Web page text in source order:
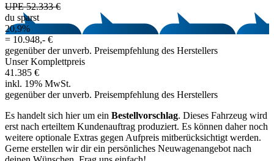
UPE 52.333 €
du sparst
20,9%
= 10.948,- €
gegenüber der unverb. Preisempfehlung des Herstellers
Unser Komplettpreis
41.385 €
inkl. 19% MwSt.
gegenüber der unverb. Preisempfehlung des Herstellers
Es handelt sich hier um ein Bestellvorschlag. Dieses Fahrzeug wird
erst nach erteiltem Kundenauftrag produziert. Es können daher noch
weitere optionale Extras gegen Aufpreis mitberücksichtigt werden.
Gerne erstellen wir dir ein persönliches Neuwagenangebot nach